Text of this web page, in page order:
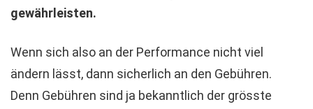
gewährleisten.
Wenn sich also an der Performance nicht viel
ändern lässt, dann sicherlich an den Gebühren.
Denn Gebühren sind ja bekanntlich der grösste